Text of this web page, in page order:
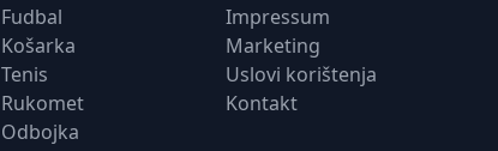
Fudbal
Košarka
Tenis
Rukomet
Odbojka
Impressum
Marketing
Uslovi korištenja
Kontakt